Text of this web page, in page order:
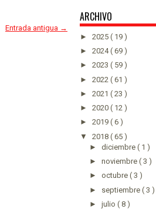
Entrada antigua →
ARCHIVO
► 2025 ( 19 )
► 2024( 69 )
► 2023 ( 59 )
► 2022 ( 61 )
► 2021 ( 23 )
► 2020 ( 12 )
► 2019 ( 6 )
▼ 2018 ( 65 )
► diciembre ( 1 )
► noviembre ( 3 )
► octubre ( 3 )
► septiembre ( 3 )
► julio ( 8 )